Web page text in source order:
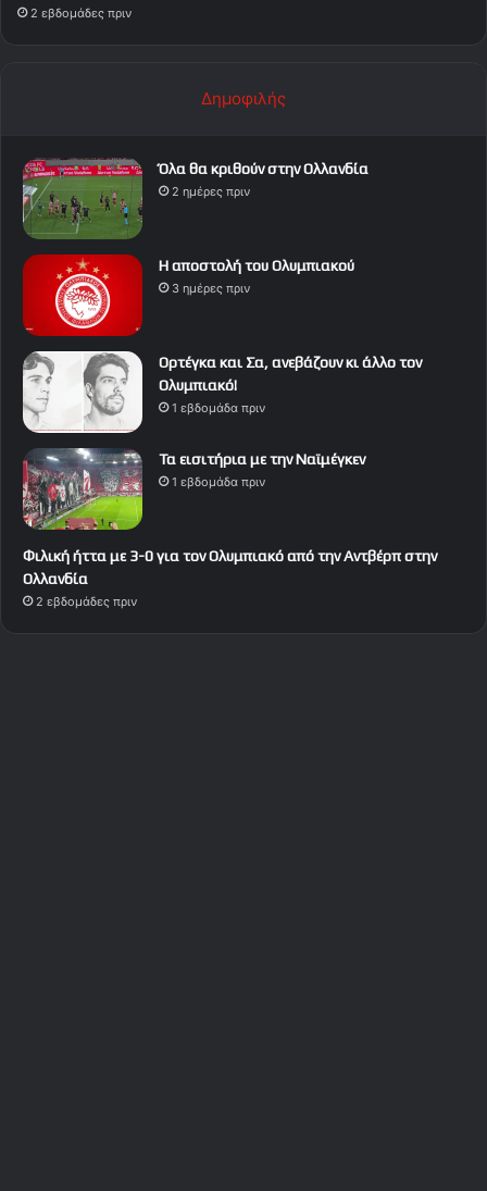
2 εβδομάδες πριν
Δημοφιλής
Όλα θα κριθούν στην Ολλανδία
2 ημέρες πριν
Η αποστολή του Ολυμπιακού
3 ημέρες πριν
Ορτέγκα και Σα, ανεβάζουν κι άλλο τον
Ολυμπιακό!
1 εβδομάδα πριν
Τα εισιτήρια με την Ναϊμέγκεν
1 εβδομάδα πριν
Φιλική ήττα με 3-0 για τον Ολυμπιακό από την Αντβέρπ στην
Ολλανδία
2 εβδομάδες πριν